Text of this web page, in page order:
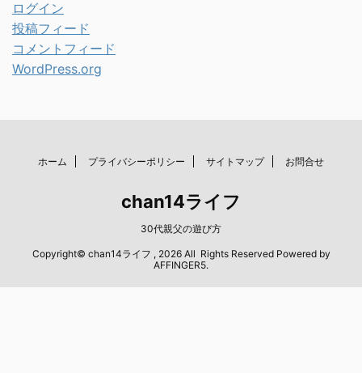
ログイン
投稿フィード
コメントフィード
WordPress.org
ホーム プライバシーポリシー サイトマップ お問合せ
chan14ライフ
30代親父の遊び方
Copyright© chan14ライフ , 2026 All Rights Reserved Powered by
AFFINGER5.